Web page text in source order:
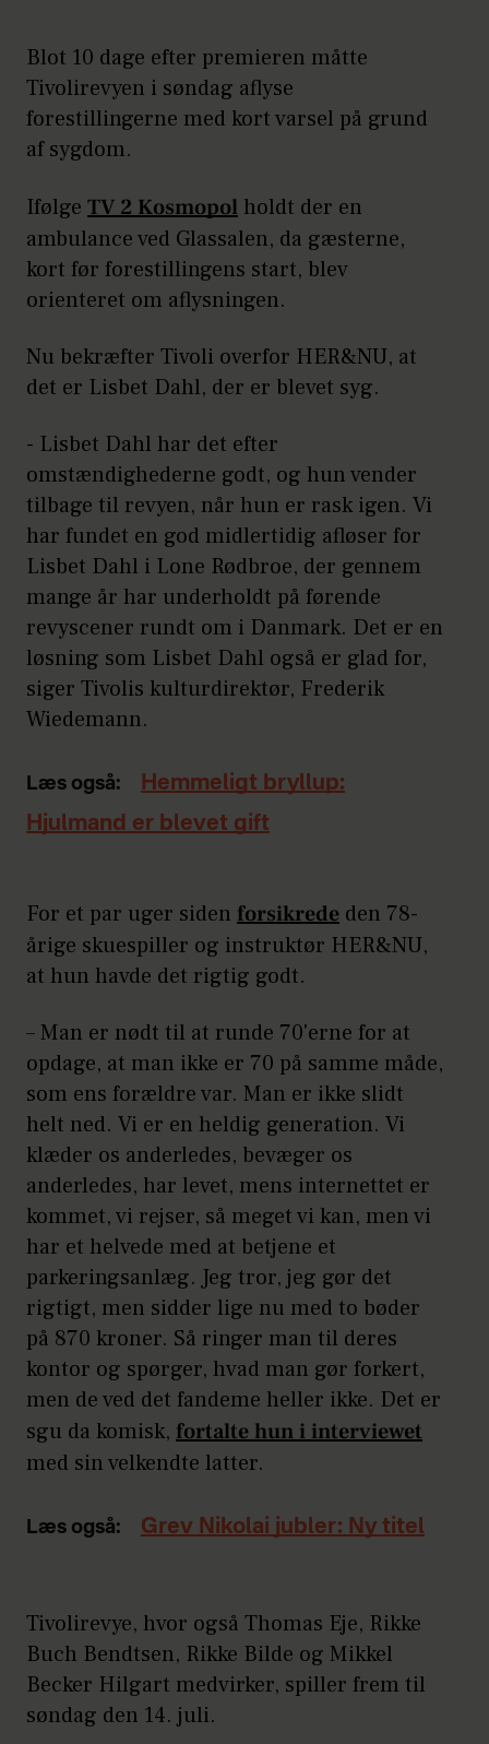
Blot 10 dage efter premieren måtte
Tivolirevyen i søndag aflyse
forestillingerne med kort varsel på grund
af sygdom.
Ifølge TV 2 Kosmopol holdt der en
ambulance ved Glassalen, da gæsterne,
kort før forestillingens start, blev
orienteret om aflysningen.
Nu bekræfter Tivoli overfor HER&NU, at
det er Lisbet Dahl, der er blevet syg.
- Lisbet Dahl har det efter
omstændighederne godt, og hun vender
tilbage til revyen, når hun er rask igen. Vi
har fundet en god midlertidig afløser for
Lisbet Dahl i Lone Rødbroe, der gennem
mange år har underholdt på førende
revyscener rundt om i Danmark. Det er en
løsning som Lisbet Dahl også er glad for,
siger Tivolis kulturdirektør, Frederik
Wiedemann.
Læs også:
Hemmeligt bryllup:
Hjulmand er blevet gift
For et par uger siden forsikrede den 78-
årige skuespiller og instruktør HER&NU,
at hun havde det rigtig godt.
– Man er nødt til at runde 70'erne for at
opdage, at man ikke er 70 på samme måde,
som ens forældre var. Man er ikke slidt
helt ned. Vi er en heldig generation. Vi
klæder os anderledes, bevæger os
anderledes, har levet, mens internettet er
kommet, vi rejser, så meget vi kan, men vi
har et helvede med at betjene et
parkeringsanlæg. Jeg tror, jeg gør det
rigtigt, men sidder lige nu med to bøder
på 870 kroner. Så ringer man til deres
kontor og spørger, hvad man gør forkert,
men de ved det fandeme heller ikke. Det er
sgu da komisk, fortalte hun i interviewet
med sin velkendte latter.
Læs også: Grev Nikolai jubler: Ny titel
Tivolirevye, hvor også Thomas Eje, Rikke
Buch Bendtsen, Rikke Bilde og Mikkel
Becker Hilgart medvirker, spiller frem til
søndag den 14. juli.